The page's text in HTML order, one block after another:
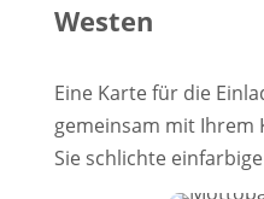
Westen
Eine Karte für die
gemeinsam mit Ihrem
Sie schlichte